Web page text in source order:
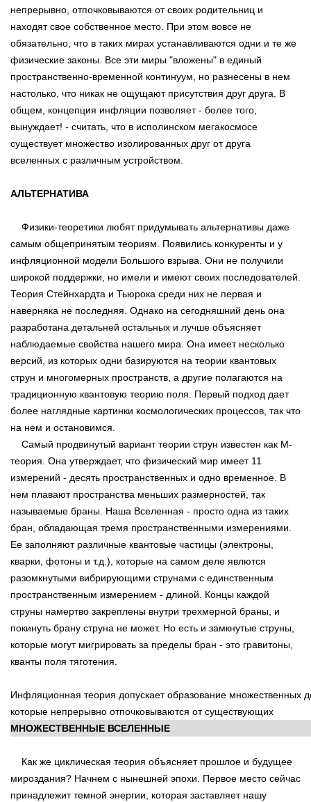
непрерывно, отпочковываются от своих родительниц и
находят свое собственное место. При этом вовсе не
обязательно, что в таких мирах устанавливаются одни и те же
физические законы. Все эти миры "вложены" в единый
пространственно-временной континуум, но разнесены в нем
настолько, что никак не ощущают присутствия друг друга. В
общем, концепция инфляции позволяет - более того,
вынуждает! - считать, что в исполинском мегакосмосе
существует множество изолированных друг от друга
вселенных с различным устройством.
АЛЬТЕРНАТИВА
Физики-теоретики любят придумывать альтернативы даже
самым общепринятым теориям. Появились конкуренты и у
инфляционной модели Большого взрыва. Они не получили
широкой поддержки, но имели и имеют своих последователей.
Теория Стейнхардта и Тьюрока среди них не первая и
наверняка не последняя. Однако на сегодняшний день она
разработана детальней остальных и лучше объясняет
наблюдаемые свойства нашего мира. Она имеет несколько
версий, из которых одни базируются на теории квантовых
струн и многомерных пространств, а другие полагаются на
традиционную квантовую теорию поля. Первый подход дает
более наглядные картинки космологических процессов, так что
на нем и остановимся.
Самый продвинутый вариант теории струн известен как М-
теория. Она утверждает, что физический мир имеет 11
измерений - десять пространственных и одно временное. В
нем плавают пространства меньших размерностей, так
называемые браны. Наша Вселенная - просто одна из таких
бран, обладающая тремя пространственными измерениями.
Ее заполняют различные квантовые частицы (электроны,
кварки, фотоны и т.д.), которые на самом деле явлются
разомкнутыми вибрирующими струнами с единственным
пространственным измерением - длиной. Концы каждой
струны намертво закреплены внутри трехмерной браны, и
покинуть брану струна не может. Но есть и замкнутые струны,
которые могут мигрировать за пределы бран - это гравитоны,
кванты поля тяготения.
Инфляционная теория допускает образование множественных
которые непрерывно отпочковываются от существующих
МНОЖЕСТВЕННЫЕ ВСЕЛЕННЫЕ
Как же циклическая теория объясняет прошлое и будущее
мироздания? Начнем с нынешней эпохи. Первое место сейчас
принадлежит темной энергии, которая заставляет нашу